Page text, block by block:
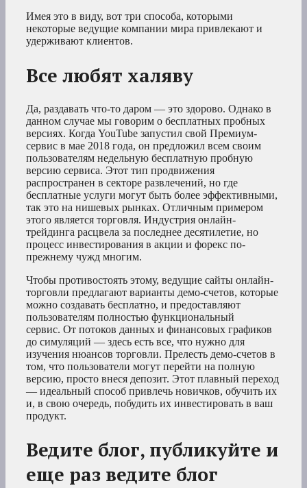
Имея это в виду, вот три способа, которыми
некоторые ведущие компании мира привлекают и
удерживают клиентов.
Все любят халяву
Да, раздавать что-то даром — это здорово. Однако в
данном случае мы говорим о бесплатных пробных
версиях. Когда YouTube запустил свой Премиум-
сервис в мае 2018 года, он предложил всем своим
пользователям недельную бесплатную пробную
версию сервиса. Этот тип продвижения
распространен в секторе развлечений, но где
бесплатные услуги могут быть более эффективными,
так это на нишевых рынках. Отличным примером
этого является торговля. Индустрия онлайн-
трейдинга расцвела за последнее десятилетие, но
процесс инвестирования в акции и форекс по-
прежнему чужд многим.
Чтобы противостоять этому, ведущие сайты онлайн-
торговли предлагают варианты демо-счетов, которые
можно создавать бесплатно, и предоставляют
пользователям полностью функциональный
сервис. От потоков данных и финансовых графиков
до симуляций — здесь есть все, что нужно для
изучения нюансов торговли. Прелесть демо-счетов в
том, что пользователи могут перейти на полную
версию, просто внеся депозит. Этот плавный переход
— идеальный способ привлечь новичков, обучить их
и, в свою очередь, побудить их инвестировать в ваш
продукт.
Ведите блог, публикуйте и
еще раз ведите блог